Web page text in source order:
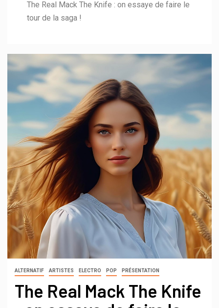
The Real Mack The Knife : on essaye de faire le
tour de la saga !
ALTERNATIF ARTISTES ELECTRO POP PRÉSENTATION
The Real Mack The Knife